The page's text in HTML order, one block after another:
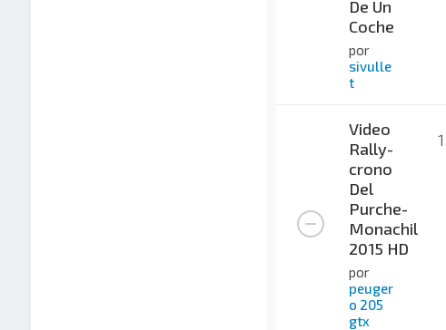
De Un
Coche
por
sivulle
t
Video
Rally-
crono
Del
Purche-
Monachil
2015 HD
por
peuger
o 205
gtx
1